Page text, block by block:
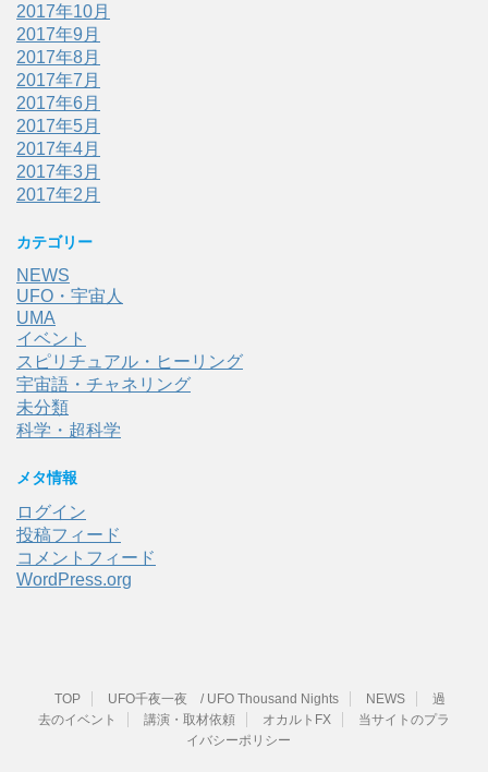
2017年10月
2017年9月
2017年8月
2017年7月
2017年6月
2017年5月
2017年4月
2017年3月
2017年2月
カテゴリー
NEWS
UFO・宇宙人
UMA
イベント
スピリチュアル・ヒーリング
宇宙語・チャネリング
未分類
科学・超科学
メタ情報
ログイン
投稿フィード
コメントフィード
WordPress.org
TOP UFO千夜一夜 / UFO Thousand Nights NEWS
過
去のイベント
講演・取材依頼 オカルトFX
当サイトのプラ
イバシーポリシー